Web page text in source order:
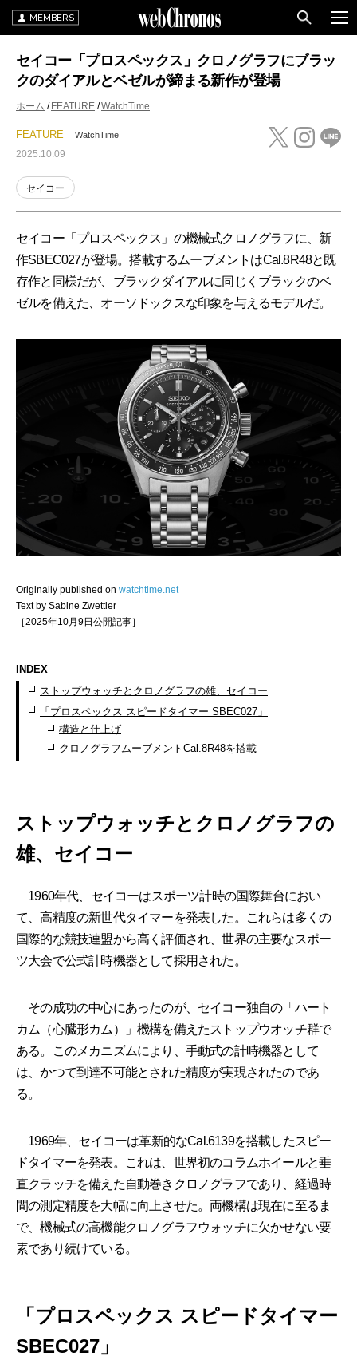
MEMBERS
セイコー「プロスペックス」クロノグラフにブラッ
クのダイアルとベゼルが締まる新作が登場
ホーム FEATURE WatchTime
FEATURE WatchTime
2025.10.09
セイコー
セイコー「プロスペックス」の機械式クロノグラフに、新
作SBEC027が登場。搭載するムーブメントはCal.8R48と既
存作と同様だが、ブラックダイアルに同じくブラックのベ
ゼルを備えた、オーソドックスな印象を与えるモデルだ。
Originally published on watchtime.net
Text by Sabine Zwettler
［2025年10月9日公開記事］
INDEX
ストップウォッチとクロノグラフの雄、セイコー
「プロスペックス スピードタイマー SBEC027」
構造と仕上げ
クロノグラフムーブメントCal.8R48を搭載
ストップウォッチとクロノグラフの
雄、セイコー
1960年代、セイコーはスポーツ計時の国際舞台におい
て、高精度の新世代タイマーを発表した。これらは多くの
国際的な競技連盟から高く評価され、世界の主要なスポー
ツ大会で公式計時機器として採用された。
その成功の中心にあったのが、セイコー独自の「ハート
カム（心臓形カム）」機構を備えたストップウオッチ群で
ある。このメカニズムにより、手動式の計時機器として
は、かつて到達不可能とされた精度が実現されたのであ
る。
1969年、セイコーは革新的なCal.6139を搭載したスピー
ドタイマーを発表。これは、世界初のコラムホイールと垂
直クラッチを備えた自動巻きクロノグラフであり、経過時
間の測定精度を大幅に向上させた。両機構は現在に至るま
で、機械式の高機能クロノグラフウォッチに欠かせない要
素であり続けている。
「プロスペックス スピードタイマー
SBEC027」